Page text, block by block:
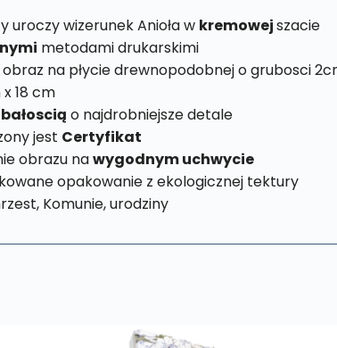
wizerunek Anioła w kremowejszacie
metodami drukarskimi
na płycie drewnopodobnej o grubosci
18 cm
o najdrobniejsze detale
jest Certyfikat
obrazu nawygodnym uchwycie
opakowanie z ekologicznej tektury
Komunie, urodziny